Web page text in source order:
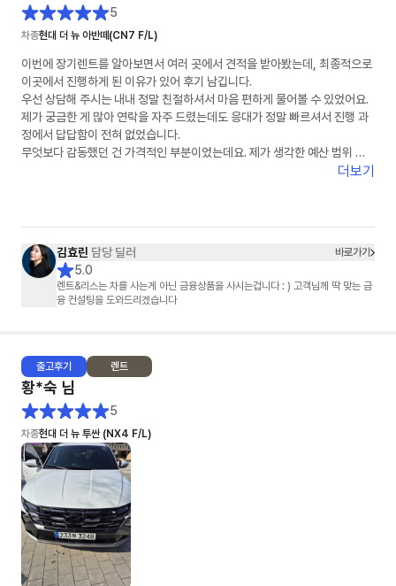
5
차종현대 더 뉴 아반떼(CN7 F/L)
이번에 장기렌트를 알아보면서 여러 곳에서 견적을 받아봤는데, 최종적으로
이곳에서 진행하게 된 이유가 있어 후기 남깁니다.
우선 상담해 주시는 내내 정말 친절하셔서 마음 편하게 물어볼 수 있었어요.
제가 궁금한 게 많아 연락을 자주 드렸는데도 응대가 정말 빠르셔서 진행 과
정에서 답답함이 전혀 없었습니다.
무엇보다 감동했던 건 가격적인 부분이었는데요. 제가 생각한 예산 범위 내
에서 최저가를 맞춰주시려고 끝까지 노력해 주시는 모습에 신뢰가 확 갔습니
더보기
김효린 담당 딜러 바로가기
5.0
렌트&리스는 차를 사는게 아닌 금융상품을 사시는겁니다 : ) 고객님께 딱 맞는 금
융 컨설팅을 도와드리겠습니다
출고후기 렌트
황*숙 님
5
차종현대 더 뉴 투싼 (NX4 F/L)